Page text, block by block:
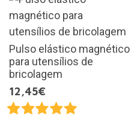
Pulso elástico magnético
para utensílios de
bricolagem
12,45€